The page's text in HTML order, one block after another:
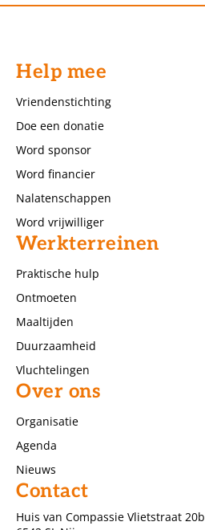
Help mee
Vriendenstichting
Doe een donatie
Word sponsor
Word financier
Nalatenschappen
Word vrijwilliger
Werkterreinen
Praktische hulp
Ontmoeten
Maaltijden
Duurzaamheid
Vluchtelingen
Over ons
Organisatie
Agenda
Nieuws
Contact
Huis van Compassie Vlietstraat 20b